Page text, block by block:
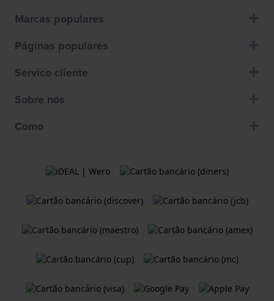
Marcas populares
Páginas populares
Servico cliente
Sobre nós
Como